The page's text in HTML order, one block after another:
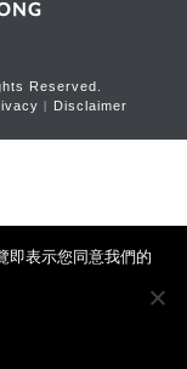
Reserved.
︱ Disclaimer
即表示您同意我們的